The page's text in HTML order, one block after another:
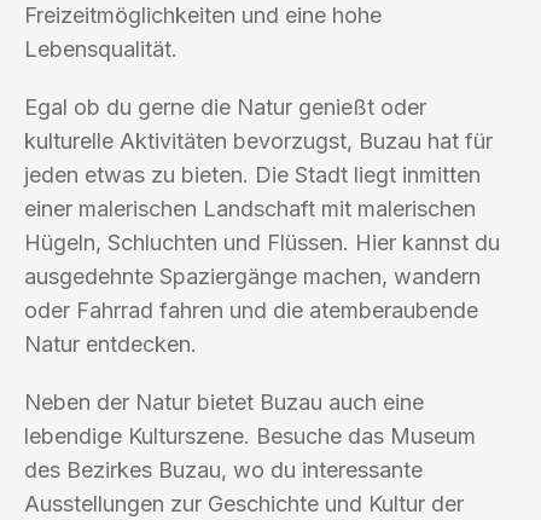
Freizeitmöglichkeiten und eine hohe
Lebensqualität.
Egal ob du gerne die Natur genießt oder
kulturelle Aktivitäten bevorzugst, Buzau hat für
jeden etwas zu bieten. Die Stadt liegt inmitten
einer malerischen Landschaft mit malerischen
Hügeln, Schluchten und Flüssen. Hier kannst du
ausgedehnte Spaziergänge machen, wandern
oder Fahrrad fahren und die atemberaubende
Natur entdecken.
Neben der Natur bietet Buzau auch eine
lebendige Kulturszene. Besuche das Museum
des Bezirkes Buzau, wo du interessante
Ausstellungen zur Geschichte und Kultur der